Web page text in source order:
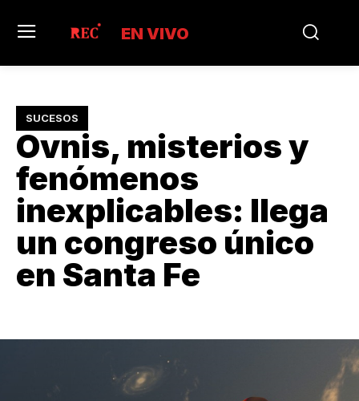
EN VIVO
SUCESOS
Ovnis, misterios y
fenómenos
inexplicables: llega
un congreso único
en Santa Fe